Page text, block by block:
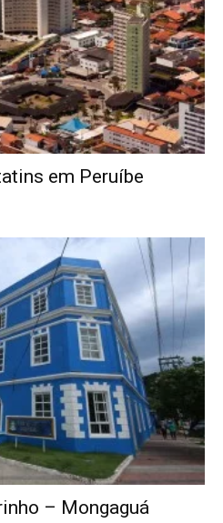
em Peruíbe
– Mongaguá